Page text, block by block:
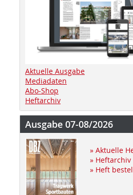
Aktuelle Ausgabe
Mediadaten
Abo-Shop
Heftarchiv
Ausgabe 07-08/2026
» Aktuelle
» Heftarchiv
» Heft